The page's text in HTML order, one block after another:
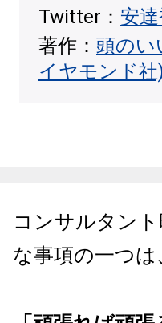
Twitter： 安
著作： 頭のい
イヤモンド社
コンサルタン
な事項の一つは